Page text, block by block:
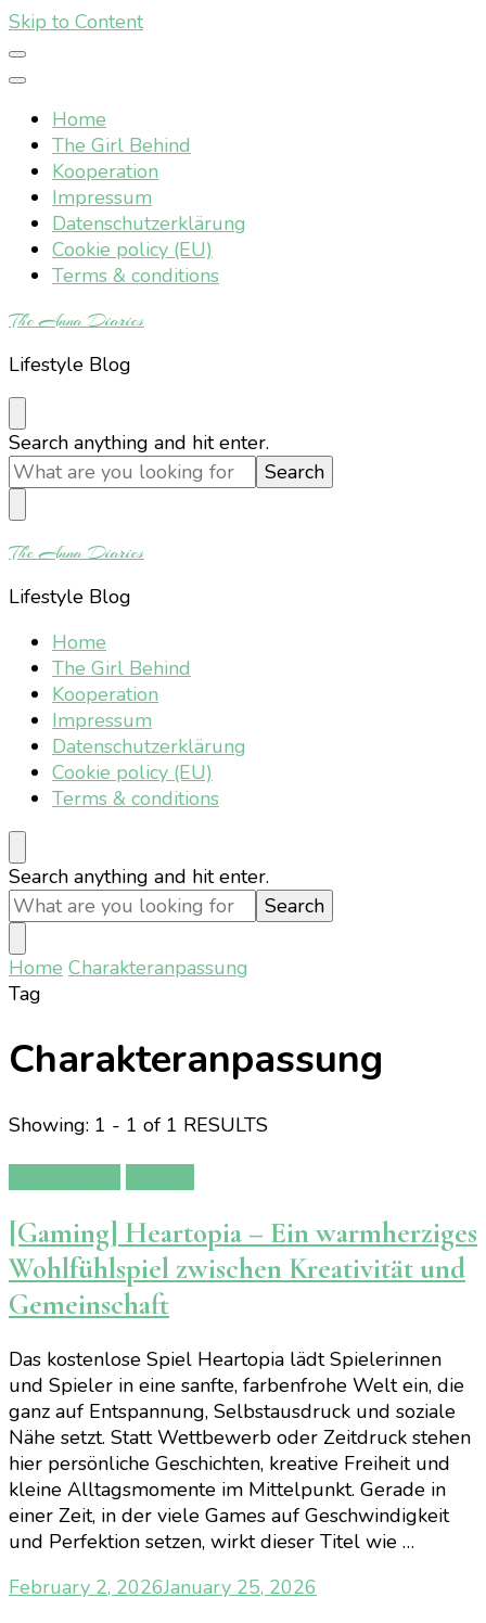
Skip to Content
Home
The Girl Behind
Kooperation
Impressum
Datenschutzerklärung
Cookie policy (EU)
Terms & conditions
The Anna Diaries
Lifestyle Blog
Looking
for
Something?
Search anything and hit enter.
The Anna Diaries
Lifestyle Blog
Home
The Girl Behind
Kooperation
Impressum
Datenschutzerklärung
Cookie policy (EU)
Terms & conditions
Looking
for
Something?
Search anything and hit enter.
Home Charakteranpassung
Tag
Charakteranpassung
Showing: 1 - 1 of 1 RESULTS
[Gaming] Heartopia – Ein warmherziges
Wohlfühlspiel zwischen Kreativität und
Gemeinschaft
Das kostenlose Spiel Heartopia lädt Spielerinnen
und Spieler in eine sanfte, farbenfrohe Welt ein, die
ganz auf Entspannung, Selbstausdruck und soziale
Nähe setzt. Statt Wettbewerb oder Zeitdruck stehen
hier persönliche Geschichten, kreative Freiheit und
kleine Alltagsmomente im Mittelpunkt. Gerade in
einer Zeit, in der viele Games auf Geschwindigkeit
und Perfektion setzen, wirkt dieser Titel wie …
February 2, 2026January 25, 2026